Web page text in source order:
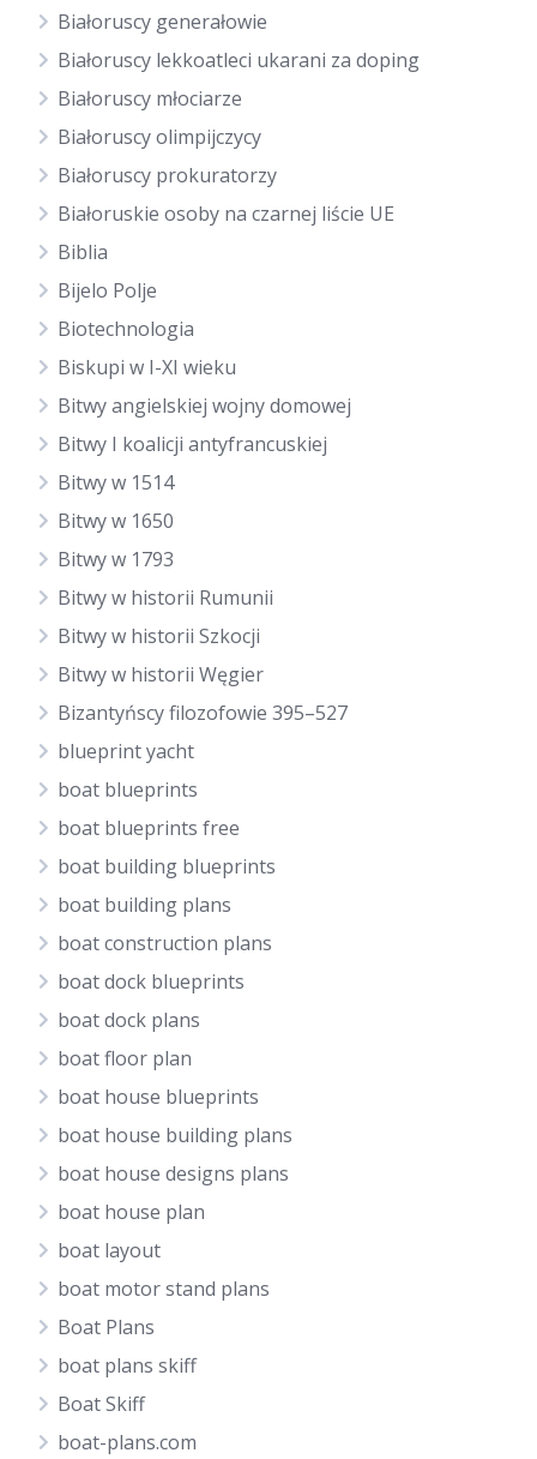
Białoruscy generałowie
Białoruscy lekkoatleci ukarani za doping
Białoruscy młociarze
Białoruscy olimpijczycy
Białoruscy prokuratorzy
Białoruskie osoby na czarnej liście UE
Biblia
Bijelo Polje
Biotechnologia
Biskupi w I-XI wieku
Bitwy angielskiej wojny domowej
Bitwy I koalicji antyfrancuskiej
Bitwy w 1514
Bitwy w 1650
Bitwy w 1793
Bitwy w historii Rumunii
Bitwy w historii Szkocji
Bitwy w historii Węgier
Bizantyńscy filozofowie 395–527
blueprint yacht
boat blueprints
boat blueprints free
boat building blueprints
boat building plans
boat construction plans
boat dock blueprints
boat dock plans
boat floor plan
boat house blueprints
boat house building plans
boat house designs plans
boat house plan
boat layout
boat motor stand plans
Boat Plans
boat plans skiff
Boat Skiff
boat-plans.com